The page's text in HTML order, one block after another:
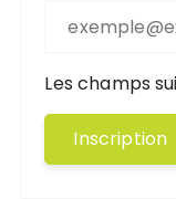
Les champs